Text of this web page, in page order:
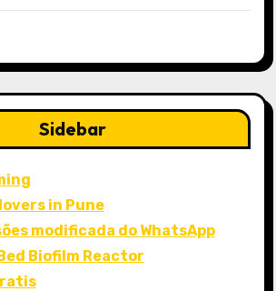
Sidebar
in Pune
modificada do WhatsApp
Biofilm Reactor